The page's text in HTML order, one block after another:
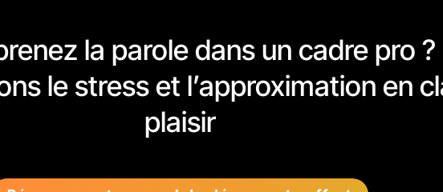
la parole dans un cadre pro ?
le stress et l’approximation en
plaisir